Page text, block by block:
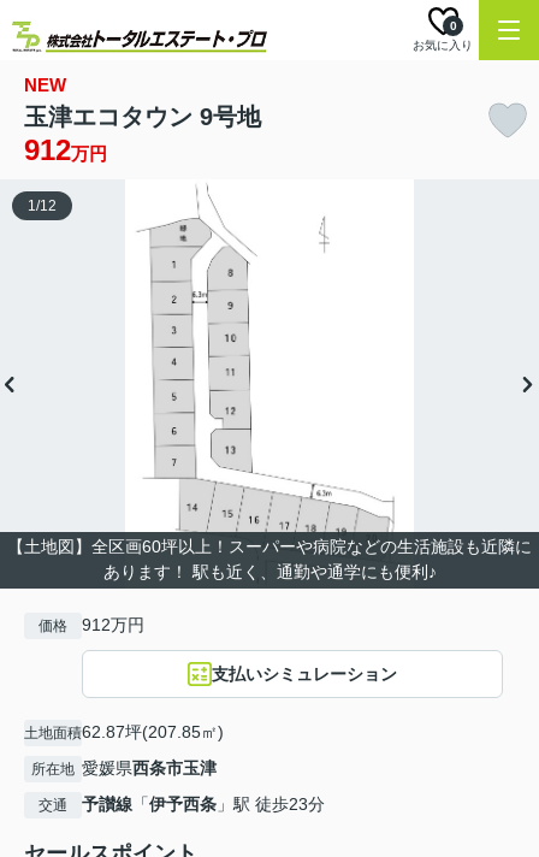
お気に入り
0
NEW
玉津エコタウン 9号地
912万円
【土地図】全区画60坪以上！スーパーや病院などの生活施設も近隣に
あります！ 駅も近く、通勤や通学にも便利♪
1/12
価格 912万円
支払いシミュレーション
土地面積62.87坪(207.85㎡)
所在地 愛媛県西条市玉津
交通 予讃線 「伊予西条 」駅 徒歩23分